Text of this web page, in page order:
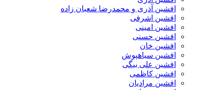
افشین آذری و محمدرضا شعبان زاده
افشین اشرفی
افشین امینی
افشین حسنی
افشین خان
افشین سیاهپوش
افشین علی بیگی
افشین کاظمی
افشین مرادیان